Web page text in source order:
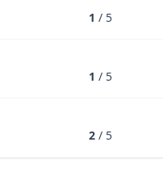
1 / 5
1 / 5
2 / 5